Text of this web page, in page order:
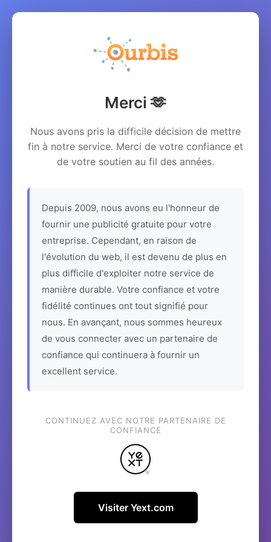
Merci 🫶
Nous avons pris la difficile décision de mettre
fin à notre service. Merci de votre confiance et
de votre soutien au fil des années.
Depuis 2009, nous avons eu l'honneur de
fournir une publicité gratuite pour votre
entreprise. Cependant, en raison de
l'évolution du web, il est devenu de plus en
plus difficile d'exploiter notre service de
manière durable. Votre confiance et votre
fidélité continues ont tout signifié pour
nous. En avançant, nous sommes heureux
de vous connecter avec un partenaire de
confiance qui continuera à fournir un
excellent service.
CONTINUEZ AVEC NOTRE PARTENAIRE DE
CONFIANCE
Visiter Yext.com